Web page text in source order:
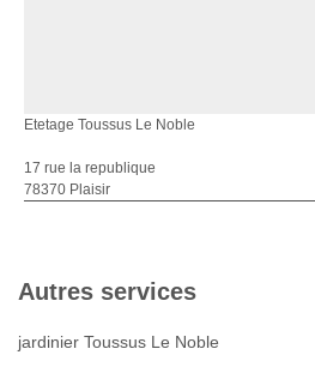
Etetage Toussus Le Noble
17 rue la republique
78370 Plaisir
Autres services
jardinier Toussus Le Noble